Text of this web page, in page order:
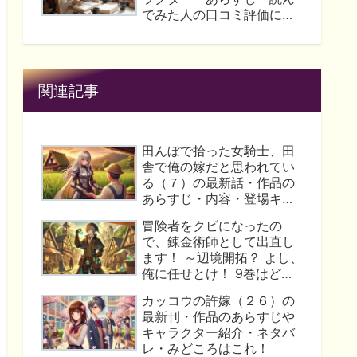
しの読み方はこれ！
でみた人の口コミ評価につ
関連記事
田んぼで拾った女騎士、田
舎で俺の嫁だと思われてい
る（７）の最新話・作品の
あらすじ・内容・登場キャ
いて徹底解説！
冒険者をクビになったの
で、錬金術師として出直し
ます！ ～辺境開拓？ よし、
俺に任せとけ！ 9巻はどこ
あらすじ・内容や無料おた
めしの読み方はこれ！
カッコウの許嫁（２６）の
最新刊・作品のあらすじや
キャラクター紹介・ネタバ
レ・みどころはこれ！